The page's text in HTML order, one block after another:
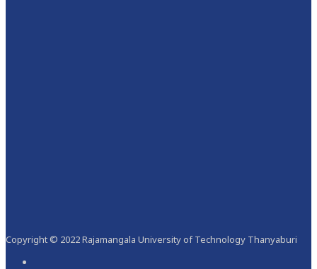
Copyright © 2022 Rajamangala University of Technology Thanyaburi